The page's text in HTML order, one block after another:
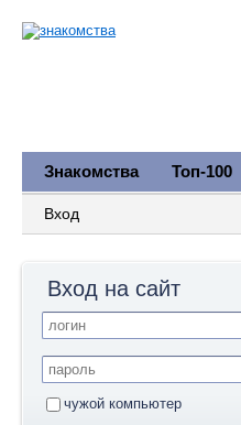
Знакомства Топ-100
Вход
Вход на сайт
чужой компьютер